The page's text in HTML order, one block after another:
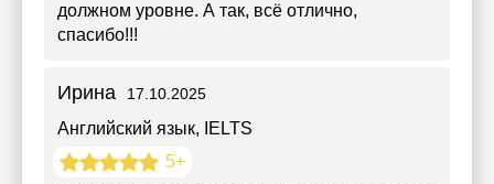
должном уровне. А так, всё отлично,
спасибо!!!
Ирина 17.10.2025
Английский язык, IELTS
5+